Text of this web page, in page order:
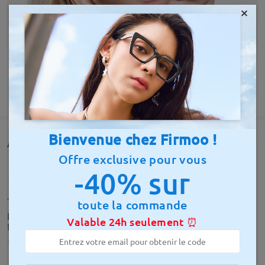
AFFICHER PLUS
Avis des clients(1871)
Très belle lunettes, j'adore confortable et
parfaitement adapté à ma vue . Reçu rapidement.
Le SAV est top .
Sandrine DardéonJul 24 , 2026
×
Bienvenue chez Firmoo !
Offre exclusive pour vous
-40% sur
toute la commande
Valable 24h seulement ⏰